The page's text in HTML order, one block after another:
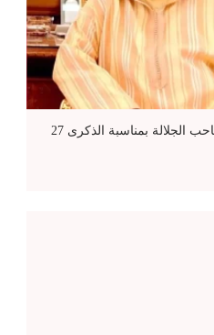
تهنئة حسن التازي شلال إلى صاحب الجلالة بمناسبة الذكرى 27